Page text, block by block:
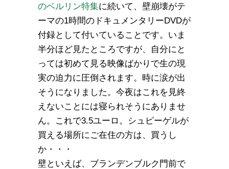
のベルリン特集に続いて、壁崩壊がテ
ーマの1時間のドキュメンタリーDVDが
付録として付いていることです。いま
半分ほど見たところですが、自分にと
っては初めて見る映像ばかりで生の現
実の迫力に圧倒されます。時に涙が出
そうになりました。今夜はこれを見終
えないことには寝られそうにありませ
ん。これで3.5ユーロ。シュピーゲルが
買える場所にご在住の方は、買うし
か・・・
壁といえば、ブランデンブルク門前で